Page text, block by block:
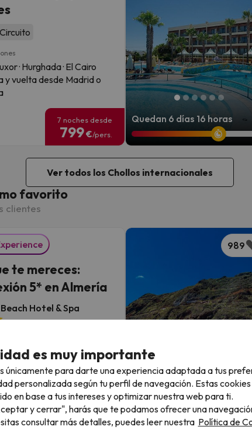
· Hurghada · El Cairo
y vuelta desde Madrid o
7 noches desde
799€/pers.
Quedan 6 días 16 horas
Ver todos los Chollos internacionales
favorito
clientes
te mereces:
5* en Almería
Hotel & Spa
y desayuno
GRATIS hasta 4 días
2 noches desde
119€/pers. Top Chollo
989
es muy importante
únicamente para darte una experiencia adaptada a tus
personalizada según tu perfil de navegación. Estas cookies
en base a tus intereses y optimizar nuestra web para ti.
y cerrar", harás que te podamos ofrecer una
consultar más detalles, puedes leer nuestra Política de